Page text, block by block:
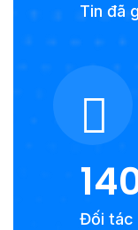
Tin đã
Đối tác